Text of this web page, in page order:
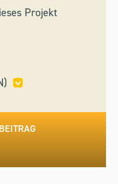
Projekt
HERISAU,